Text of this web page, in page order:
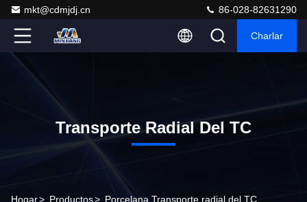
mkt@cdmjdj.cn 86-028-82631290
Charlar
Transporte Radial Del TC
Hogar> Productos> Porcelana Transporte radial del TC